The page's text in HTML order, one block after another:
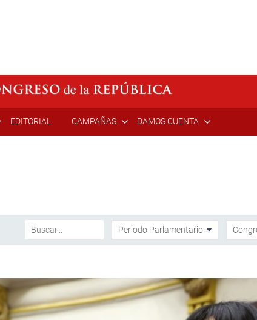
EDITORIAL CAMPAÑAS DAMOS CUENTA